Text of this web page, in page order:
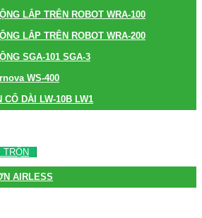
LẮP TRÊN ROBOT WRA-100
LẮP TRÊN ROBOT WRA-200
SGA-101 SGA-3
WS-400
CỔ DÀI LW-10B LW1
TRỘN
AIRLESS